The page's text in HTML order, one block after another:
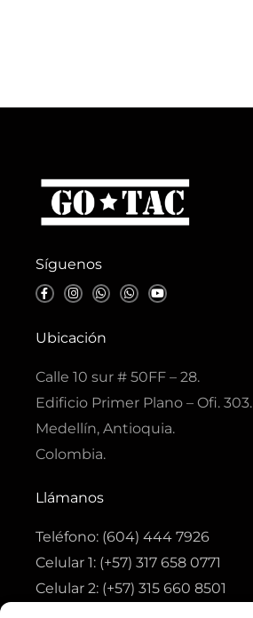
Síguenos
F
a
b
o
-
I
n
a
g
m
W
h
s
a
W
h
Y
o
Ubicación
Calle 10 sur # 50FF – 28.
Edificio Primer Plano – Ofi. 303.
Medellín, Antioquia.
Colombia.
Llámanos
Teléfono: (604) 444 7926
Celular 1: (+57) 317 658 0771
Celular 2: (+57) 315 660 8501